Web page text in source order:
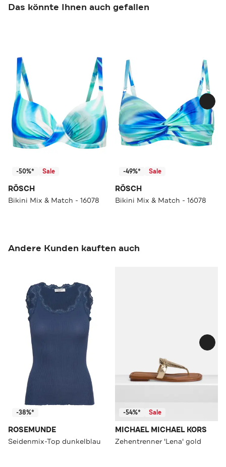
Das könnte Ihnen auch gefallen
-50%* Sale
RÖSCH
Bikini Mix & Match - 16078
-49%* Sale
RÖSCH
Bikini Mix & Match - 16078
Andere Kunden kauften auch
-38%*
ROSEMUNDE
Seidenmix-Top dunkelblau
-54%* Sale
MICHAEL MICHAEL KORS
Zehentrenner 'Lena' gold